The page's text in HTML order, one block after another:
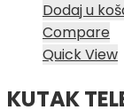
Dodaj u
Compare
Quick View
KUTAK